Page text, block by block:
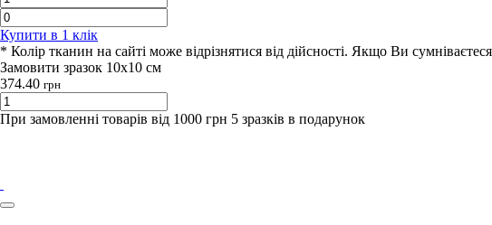
Купити в 1 клiк
* Колір тканин на сайті може відрізнятися від дійсності. Якщо Ви
Замовити зразок 10х10 см
374.40 грн
При замовленні товарів від 1000 грн 5 зразків в подарунок